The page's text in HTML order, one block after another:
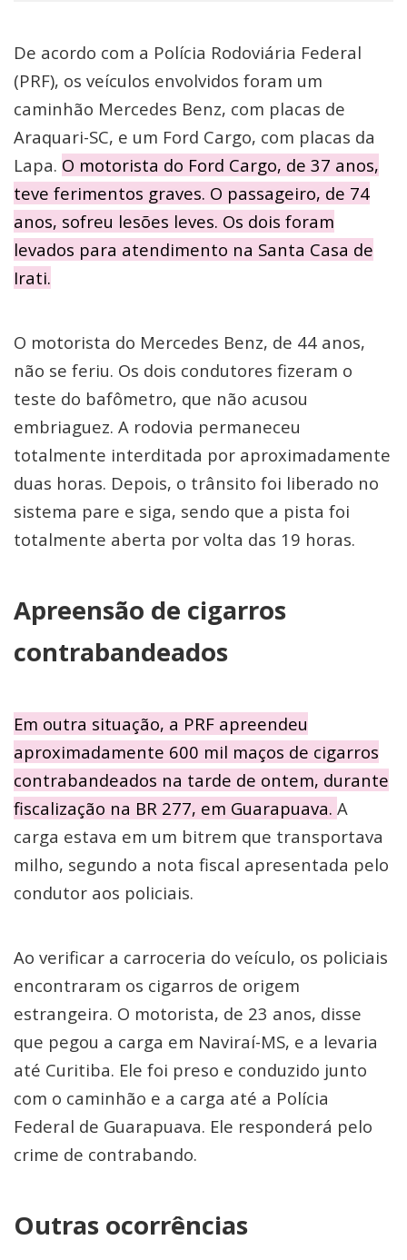
De acordo com a Polícia Rodoviária Federal
(PRF), os veículos envolvidos foram um
caminhão Mercedes Benz, com placas de
Araquari-SC, e um Ford Cargo, com placas da
Lapa. O motorista do Ford Cargo, de 37 anos,
teve ferimentos graves. O passageiro, de 74
anos, sofreu lesões leves. Os dois foram
levados para atendimento na Santa Casa de
Irati.
O motorista do Mercedes Benz, de 44 anos,
não se feriu. Os dois condutores fizeram o
teste do bafômetro, que não acusou
embriaguez. A rodovia permaneceu
totalmente interditada por aproximadamente
duas horas. Depois, o trânsito foi liberado no
sistema pare e siga, sendo que a pista foi
totalmente aberta por volta das 19 horas.
Apreensão de cigarros
contrabandeados
Em outra situação, a PRF apreendeu
aproximadamente 600 mil maços de cigarros
contrabandeados na tarde de ontem, durante
fiscalização na BR 277, em Guarapuava. A
carga estava em um bitrem que transportava
milho, segundo a nota fiscal apresentada pelo
condutor aos policiais.
Ao verificar a carroceria do veículo, os policiais
encontraram os cigarros de origem
estrangeira. O motorista, de 23 anos, disse
que pegou a carga em Naviraí-MS, e a levaria
até Curitiba. Ele foi preso e conduzido junto
com o caminhão e a carga até a Polícia
Federal de Guarapuava. Ele responderá pelo
crime de contrabando.
Outras ocorrências